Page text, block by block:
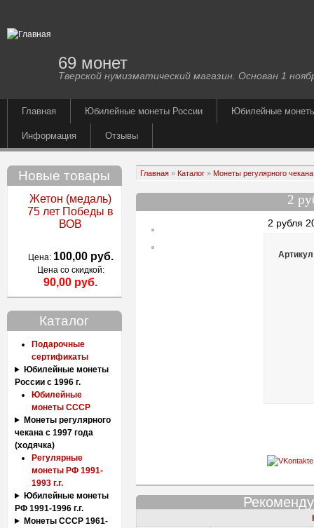
69 монет
Тверской нумизматический магазин. Основан 1
Главная Юбилейные монеты России Юбилейные
Информация Отзывы
Новые товары
Жетон (медаль)
75 лет Победы в
ВОВ
Цена: 100,00 руб.
Цена со скидкой:
90,00 руб.
Каталог
Подарочные
сертификаты
Юбилейные монеты
России с 1996 г.
Юбилейные
монеты СССР
Монеты регулярного
чекана с 1997 года
(ходячка)
Регулярные
монеты РФ 1991-
1993 г.г.
Юбилейные монеты
РФ 1991-1996 г.г.
Монеты СССР 1961-
Главная» Каталог» Монеты регулярного
2
2 рубля